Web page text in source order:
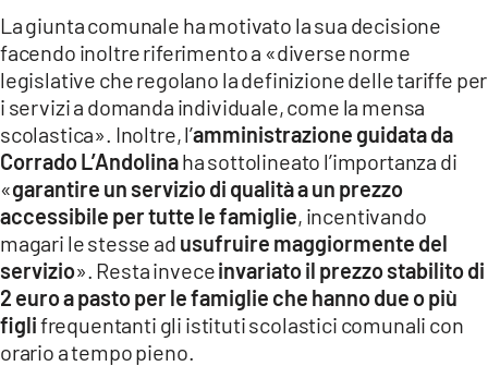
CATANZAROCHANNEL.IT
LACAPITALENEWS.IT
App
ANDROID
APPLE
La giunta comunale ha motivato la sua decisione
facendo inoltre riferimento a «diverse norme
legislative che regolano la definizione delle tariffe per
i servizi a domanda individuale, come la mensa
scolastica». Inoltre, l’amministrazione guidata da
Corrado L’Andolinaha sottolineato l’importanza di
«garantire un servizio di qualità a un prezzo
accessibile per tutte le famiglie, incentivando
magari le stesse ad usufruire maggiormente del
servizio». Resta inveceinvariato il prezzo stabilito di
2 euro a pasto per le famiglie che hanno due o più
figlifrequentanti gli istituti scolastici comunali con
orario a tempo pieno.